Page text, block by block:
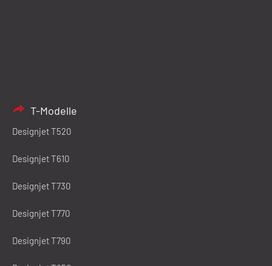
T-Modelle
Designjet T520
Designjet T610
Designjet T730
Designjet T770
Designjet T790